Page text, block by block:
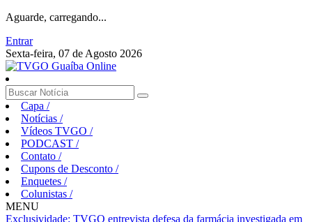
Aguarde, carregando...
Entrar
Sexta-feira, 07 de Agosto 2026
Capa /
Notícias /
Vídeos TVGO /
PODCAST /
Contato /
Cupons de Desconto /
Enquetes /
Colunistas /
MENU
Exclusividade: TVGO entrevista defesa da farmácia investigada em